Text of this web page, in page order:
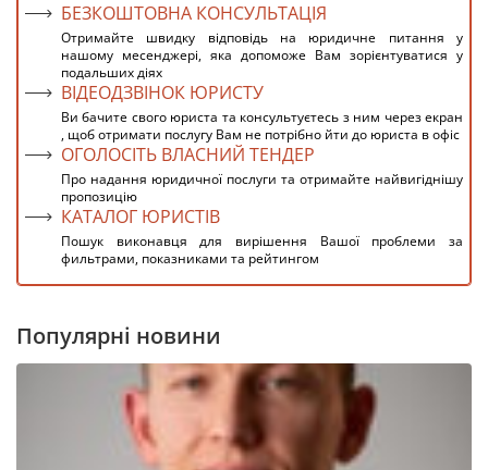
БЕЗКОШТОВНА КОНСУЛЬТАЦІЯ
Отримайте швидку відповідь на юридичне питання у
нашому месенджері, яка допоможе Вам зорієнтуватися у
подальших діях
ВІДЕОДЗВІНОК ЮРИСТУ
Ви бачите свого юриста та консультуєтесь з ним через екран
, щоб отримати послугу Вам не потрібно йти до юриста в офіс
ОГОЛОСІТЬ ВЛАСНИЙ ТЕНДЕР
Про надання юридичної послуги та отримайте найвигіднішу
пропозицію
КАТАЛОГ ЮРИСТІВ
Пошук виконавця для вирішення Вашої проблеми за
фильтрами, показниками та рейтингом
Популярні новини